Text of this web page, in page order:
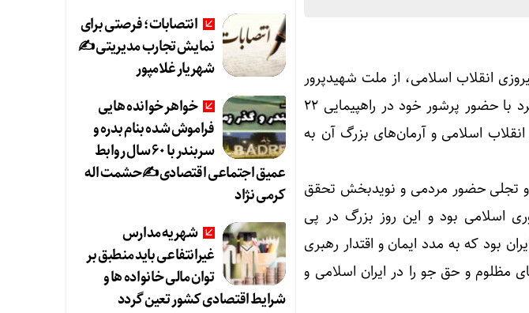
انقلاب اسلامی، از ملت شهیدپرور
ایران اسلامی و به ویژه خانواده معزز شهدا و ایثارگران دعوت کرد با حضور پرشور خود در راهپیمایی ۲۲
اسلامی و آرمان‌های بزرگ آن به
اسلامی و تجلی حضور مردمی و نویدبخش تحقق
اسلامی بود و این روز بزرگ در پی
بود که به مدد ایمان و اقتدار رهبری
و حق جو را در ایران اسلامی و
انتصابات؛ فرصتی برای
نمایش تجارب مدیریتی ✍
شهریار غلامپور
خواهر خوانده هایی
فراموش شده بنام بدره و
سربندر با ۶۰ سال روابط
عمیق اجتماعی اقتصادی ✍حشمت اله
کرمی نژاد
شهریه مدارس
غیرانتفاعی باید منطبق بر
توان مالی خانواده ها و
شرایط اقتصادی کشور تعین گردد